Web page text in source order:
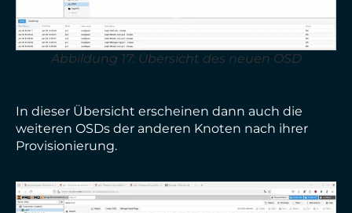
Abbildung 17: Übersicht des neuen OSD
In dieser Übersicht erscheinen dann auch die
weiteren OSDs der anderen Knoten nach ihrer
Provisionierung.